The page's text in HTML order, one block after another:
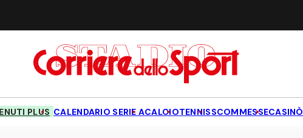
PLUS CALENDARIO SERIE ACALCIOTENNISSCOMMESSECASINÒ